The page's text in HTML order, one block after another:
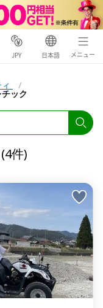
JPY 日本語 メニュー
/
ック
件)